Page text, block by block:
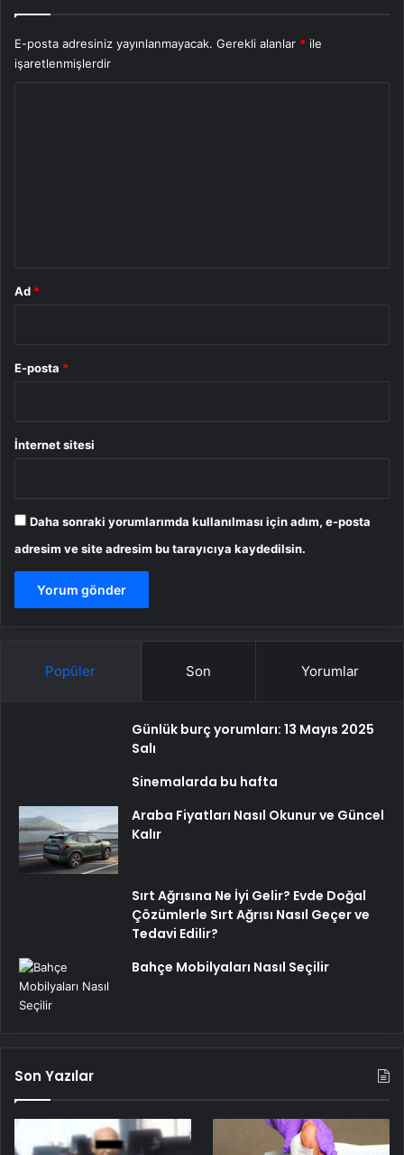
E-posta adresiniz yayınlanmayacak. Gerekli alanlar * ile
işaretlenmişlerdir
Ad *
E-posta *
İnternet sitesi
Daha sonraki yorumlarımda kullanılması için adım, e-posta
adresim ve site adresim bu tarayıcıya kaydedilsin.
Popüler Son Yorumlar
Günlük burç yorumları: 13 Mayıs 2025
Salı
Sinemalarda bu hafta
Araba Fiyatları Nasıl Okunur ve Güncel
Kalır
Sırt Ağrısına Ne İyi Gelir? Evde Doğal
Çözümlerle Sırt Ağrısı Nasıl Geçer ve
Tedavi Edilir?
Bahçe Mobilyaları Nasıl Seçilir
Son Yazılar